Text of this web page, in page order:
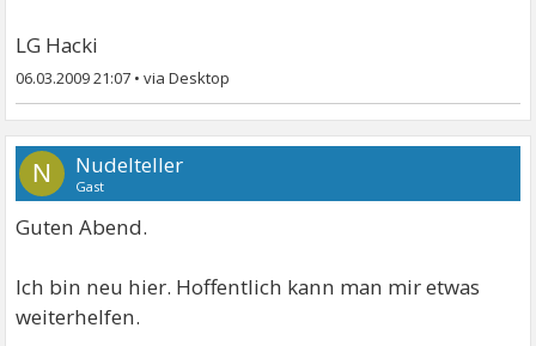
LG Hacki
06.03.2009 21:07 •
N Nudelteller
Gast
Guten Abend.
Ich bin neu hier. Hoffentlich kann man mir etwas
weiterhelfen.